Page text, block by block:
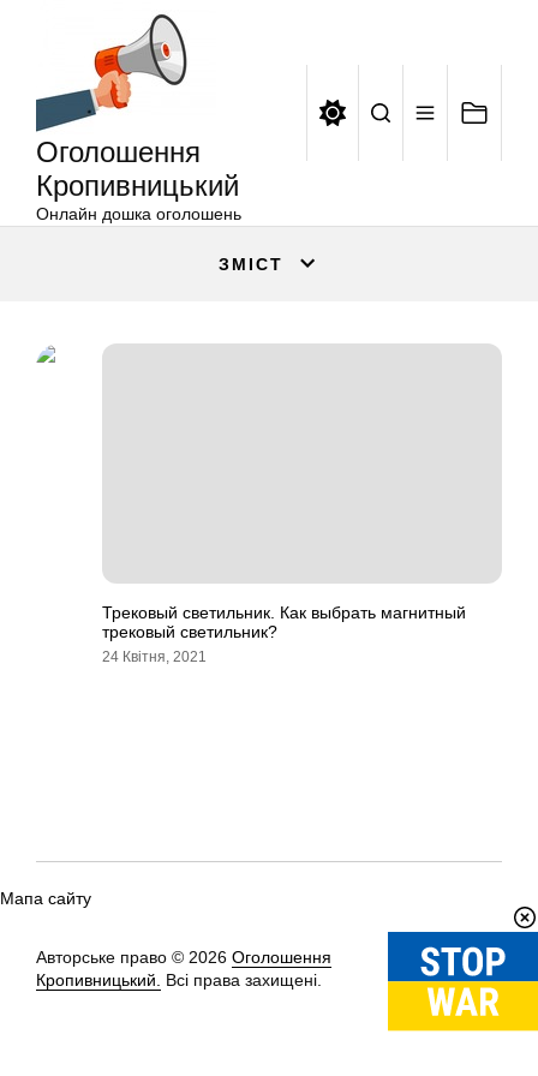
Оголошення
Кропивницький
Онлайн дошка оголошень
ЗМІСТ
Трековый светильник. Как выбрать магнитный
трековый светильник?
24 Квітня, 2021
Мапа сайту
Авторське право © 2026 Оголошення
Кропивницький.
Всі права захищені.
Вгору↑